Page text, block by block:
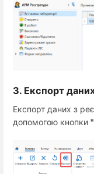
3. Експорт
Експорт даних з
допомогою кнопки